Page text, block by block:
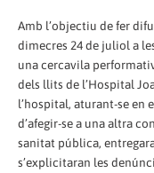
Amb l’objectiu de fer
dimecres 24 de juliol a
una cercavila
dels llits de l’Hospital
l’hospital, aturant-se en
d’afegir-se a una altra
sanitat pública,
s’explicitaran les